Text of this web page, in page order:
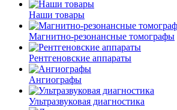
Наши товары
Магнитно-резонансные томографы
Рентгеновские аппараты
Ангиографы
Ультразвуковая диагностика